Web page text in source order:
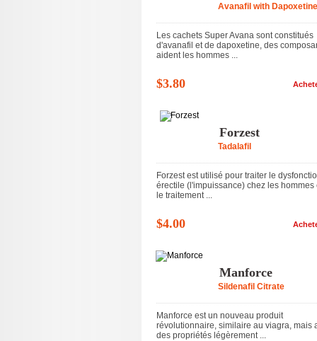
Avanafil with Dapoxetine
Les cachets Super Avana sont constitués
d'avanafil et de dapoxetine, des
aident les hommes ...
$3.80
Forzest
Tadalafil
Forzest est utilisé pour traiter le
érectile (l'impuissance) chez les hommes
le traitement ...
$4.00
Manforce
Sildenafil Citrate
Manforce est un nouveau produit
révolutionnaire, similaire au viagra, mais
des propriétés légèrement ...